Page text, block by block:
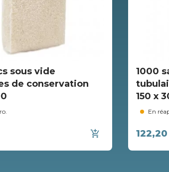
sous vide
de conservation
add_shopping_cart
1000
150 x
En